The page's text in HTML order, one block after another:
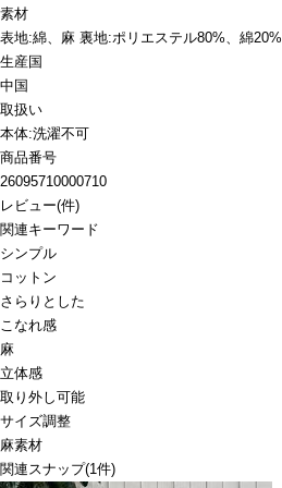
素材
表地:綿、麻 裏地:ポリエステル80%、綿20%
生産国
中国
取扱い
本体:洗濯不可
商品番号
26095710000710
レビュー(件)
関連キーワード
シンプル
コットン
さらりとした
こなれ感
麻
立体感
取り外し可能
サイズ調整
麻素材
関連スナップ(1件)